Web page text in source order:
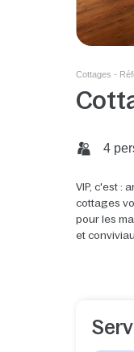
Cottages -
4
VIP, c'est :
cottages
pour les
et